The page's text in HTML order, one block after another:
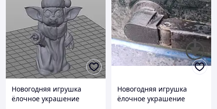
Новогодняя игрушка
ёлочное украшение
Новогодняя игрушка
ёлочное украшение